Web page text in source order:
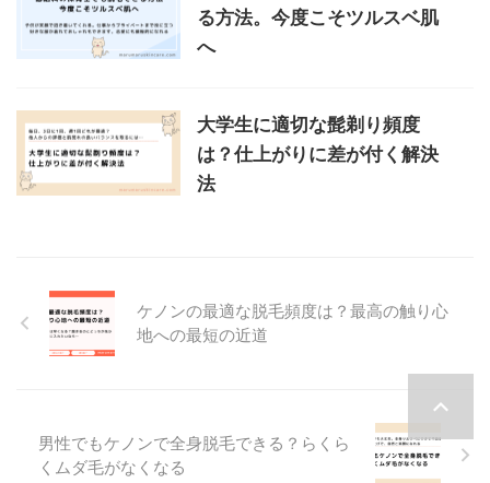
る方法。今度こそツルスベ肌
へ
大学生に適切な髭剃り頻度
は？仕上がりに差が付く解決
法
ケノンの最適な脱毛頻度は？最高の触り心
地への最短の近道
男性でもケノンで全身脱毛できる？らくら
くムダ毛がなくなる